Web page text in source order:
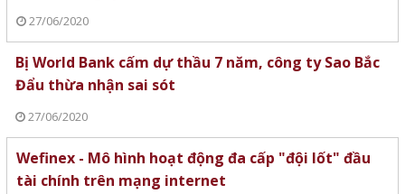
27/06/2020
Bị World Bank cấm dự thầu 7 năm, công ty Sao Bắc
Đẩu thừa nhận sai sót
27/06/2020
Wefinex - Mô hình hoạt động đa cấp "đội lốt" đầu
tài chính trên mạng internet